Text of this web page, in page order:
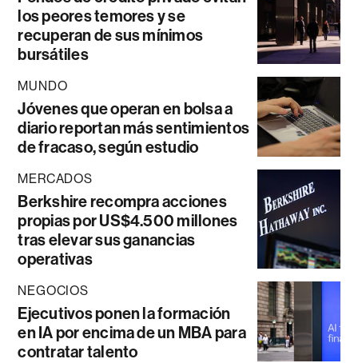
los peores temores y se
recuperan de sus mínimos
bursátiles
MUNDO
Jóvenes que operan en bolsa a
diario reportan más sentimientos
de fracaso, según estudio
MERCADOS
Berkshire recompra acciones
propias por US$4.500 millones
tras elevar sus ganancias
operativas
NEGOCIOS
Ejecutivos ponen la formación
en IA por encima de un MBA para
contratar talento